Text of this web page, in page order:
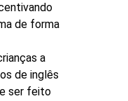
de forma
a
de inglês
ser feito